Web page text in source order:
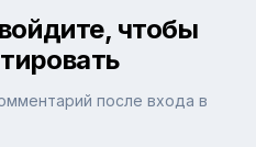
чтобы
после входа в